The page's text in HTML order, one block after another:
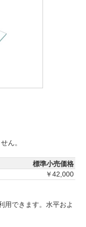
ん。
標準小売価格
￥42,000
用できます。水平およ